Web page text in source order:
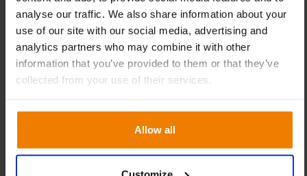
analyse our traffic. We also share information about your
use of our site with our social media, advertising and
analytics partners who may combine it with other
information that you’ve provided to them or that they’ve
collected from your use of their services.
Allow all
Wir laden Sie herzlich zu unserem Kundentag am 9.
und 10. September 2026 ein. Nutzen Sie die
Gelegenheit, sich über aktuelle Entwicklungen rund
um Slim4 zu informieren, wertvolle Anregungen für
Radisson Blu Hotel in Dortmund